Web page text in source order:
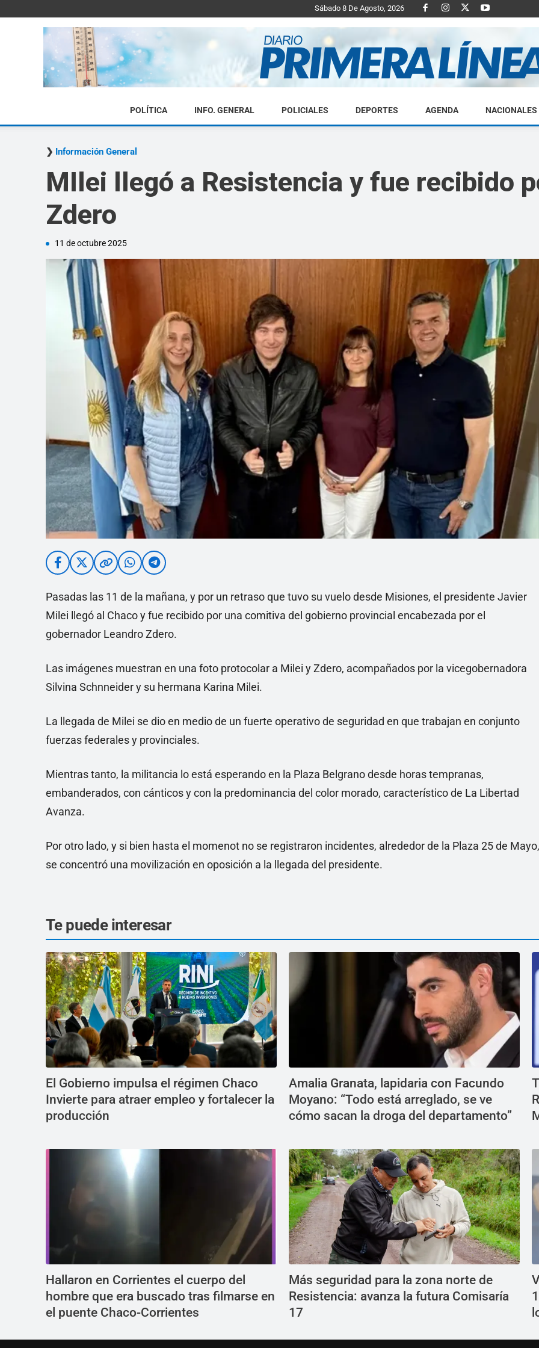
Sábado 8 De Agosto, 2026
Diario
POLÍTICA INFO. GENERAL POLICIALES DEPORTES AGENDA NACIONALES
Información General
MIlei llegó a Resistencia y fue recibido
Zdero
11 de octubre 2025
Pasadas las 11 de la mañana, y por un retraso que tuvo su vuelo desde Misiones, el presidente Javier
Milei llegó al Chaco y fue recibido por una comitiva del gobierno provincial encabezada por el
gobernador Leandro Zdero.
Las imágenes muestran en una foto protocolar a Milei y Zdero, acompañados por la vicegobernadora
Silvina Schnneider y su hermana Karina Milei.
La llegada de Milei se dio en medio de un fuerte operativo de seguridad en que trabajan en conjunto
fuerzas federales y provinciales.
Mientras tanto, la militancia lo está esperando en la Plaza Belgrano desde horas tempranas,
embanderados, con cánticos y con la predominancia del color morado, característico de La Libertad
Avanza.
Por otro lado, y si bien hasta el momenot no se registraron incidentes, alrededor de la Plaza 25 de Mayo,
se concentró una movilización en oposición a la llegada del presidente.
Te puede interesar
El Gobierno impulsa el régimen Chaco
Invierte para atraer empleo y fortalecer la
producción
Amalia Granata, lapidaria con Facundo
Moyano: “Todo está arreglado, se ve
cómo sacan la droga del departamento”
Hallaron en Corrientes el cuerpo del
hombre que era buscado tras filmarse en
el puente Chaco-Corrientes
Más seguridad para la zona norte de
Resistencia: avanza la futura Comisaría
17